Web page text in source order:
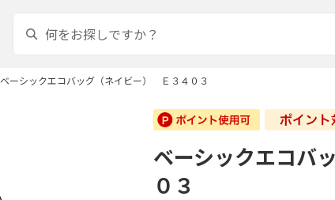
ベーシックエコバッグ（ネイビー） Ｅ３４０３
ベーシックエコバ
０３